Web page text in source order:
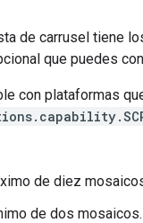
de carrusel tiene
que puedes
con plataformas
de diez
de dos mosaicos.